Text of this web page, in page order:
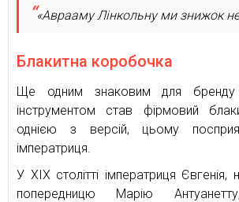
«Аврааму Лінкольну ми знижок
Блакитна коробочка
Ще одним знаковим для бренду
інструментом став фірмовий
однією з версій, цьому
імператриця.
У XIX столітті імператриця
попередницю Марію